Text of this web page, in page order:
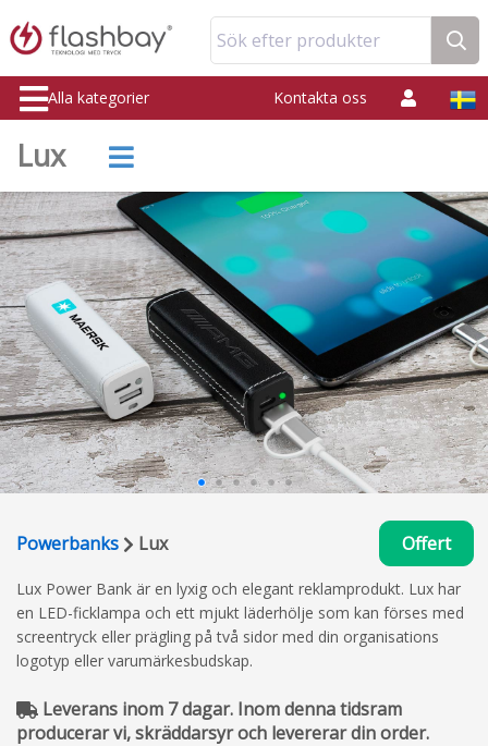
Sök efter produkter
Alla kategorier Kontakta oss
Lux
Powerbanks Lux Offert
Lux Power Bank är en lyxig och elegant reklamprodukt. Lux har
en LED-ficklampa och ett mjukt läderhölje som kan förses med
screentryck eller prägling på två sidor med din organisations
logotyp eller varumärkesbudskap.
Leverans inom 7 dagar. Inom denna tidsram
producerar vi, skräddarsyr och levererar din order.